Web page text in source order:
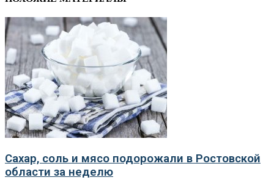
Сахар, соль и мясо подорожали в Ростовской
области за неделю